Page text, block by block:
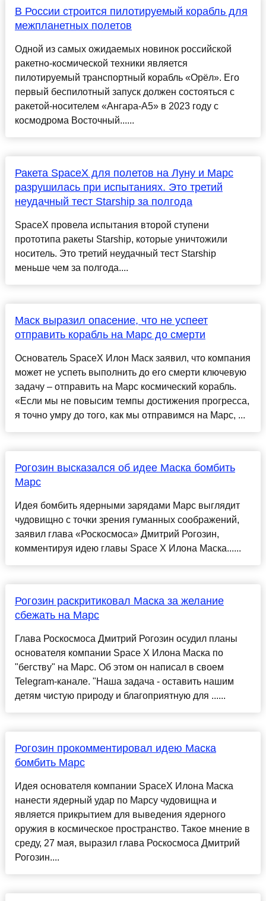
В России строится пилотируемый корабль для
межпланетных полетов
Одной из самых ожидаемых новинок российской
ракетно-космической техники является
пилотируемый транспортный корабль «Орёл». Его
первый беспилотный запуск должен состояться с
ракетой-носителем «Ангара-А5» в 2023 году с
космодрома Восточный......
Ракета SpaceX для полетов на Луну и Марс
разрушилась при испытаниях. Это третий
неудачный тест Starship за полгода
SpaceX провела испытания второй ступени
прототипа ракеты Starship, которые уничтожили
носитель. Это третий неудачный тест Starship
меньше чем за полгода....
Маск выразил опасение, что не успеет
отправить корабль на Марс до смерти
Основатель SpaceX Илон Маск заявил, что компания
может не успеть выполнить до его смерти ключевую
задачу – отправить на Марс космический корабль.
«Если мы не повысим темпы достижения прогресса,
я точно умру до того, как мы отправимся на Марс, ...
Рогозин высказался об идее Маска бомбить
Марс
Идея бомбить ядерными зарядами Марс выглядит
чудовищно с точки зрения гуманных соображений,
заявил глава «Роскосмоса» Дмитрий Рогозин,
комментируя идею главы Space X Илона Маска......
Рогозин раскритиковал Маска за желание
сбежать на Марс
Глава Роскосмоса Дмитрий Рогозин осудил планы
основателя компании Space X Илона Маска по
"бегству" на Марс. Об этом он написал в своем
Telegram-канале. "Наша задача - оставить нашим
детям чистую природу и благоприятную для ......
Рогозин прокомментировал идею Маска
бомбить Марс
Идея основателя компании SpaceX Илона Маска
нанести ядерный удар по Марсу чудовищна и
является прикрытием для выведения ядерного
оружия в космическое пространство. Такое мнение в
среду, 27 мая, выразил глава Роскосмоса Дмитрий
Рогозин....